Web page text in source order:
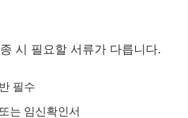
시 필요할 서류가 다릅니다.
필수
는 임신확인서